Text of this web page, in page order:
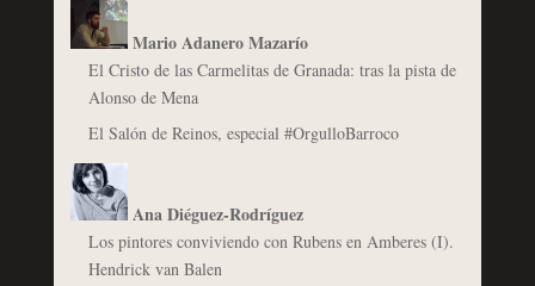
Mario Adanero Mazarío
El Cristo de las Carmelitas de Granada: tras la pista de
Alonso de Mena
El Salón de Reinos, especial #OrgulloBarroco
Ana Diéguez-Rodríguez
Los pintores conviviendo con Rubens en Amberes (I).
Hendrick van Balen